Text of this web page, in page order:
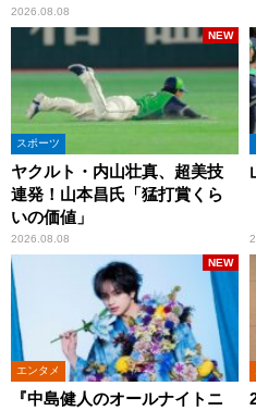
2026.08.08
スポーツ
ヤクルト・内山壮真、超美技
連発！山本昌氏「猛打賞くら
いの価値」
2026.08.08
NEW
エンタメ
『中島健人のオールナイトニ
NEW